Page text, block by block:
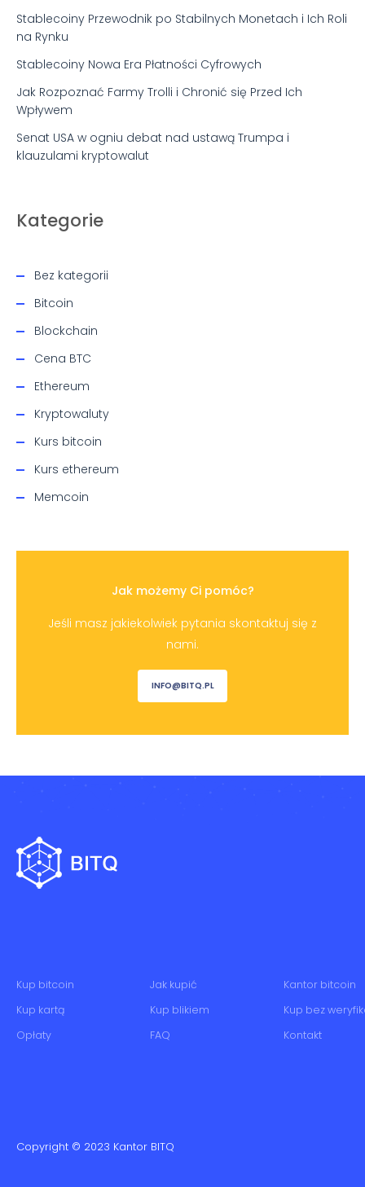
Stablecoiny Przewodnik po Stabilnych Monetach i Ich Roli
na Rynku
Stablecoiny Nowa Era Płatności Cyfrowych
Jak Rozpoznać Farmy Trolli i Chronić się Przed Ich
Wpływem
Senat USA w ogniu debat nad ustawą Trumpa i
klauzulami kryptowalut
Kategorie
Bez kategorii
Bitcoin
Blockchain
Cena BTC
Ethereum
Kryptowaluty
Kurs bitcoin
Kurs ethereum
Memcoin
Jak możemy Ci pomóc?
Jeśli masz jakiekolwiek pytania skontaktuj się z
nami.
INFO@BITQ.PL
Kup bitcoin Jak kupić
Kantor bitcoin
Kup kartą
Kup blikiem
Kup bez
Opłaty
FAQ Kontakt
Copyright © 2023 Kantor BITQ